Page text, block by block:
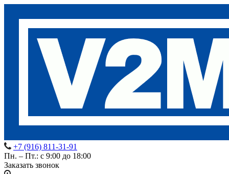
+7 (916) 811-31-91
Пн. – Пт.: с 9:00 до 18:00
Заказать звонок